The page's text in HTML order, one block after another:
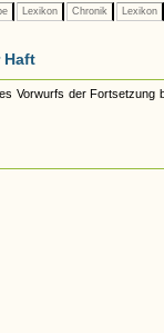
Lexikon Chronik Lexikon
Haft
Vorwurfs der Fortsetzung